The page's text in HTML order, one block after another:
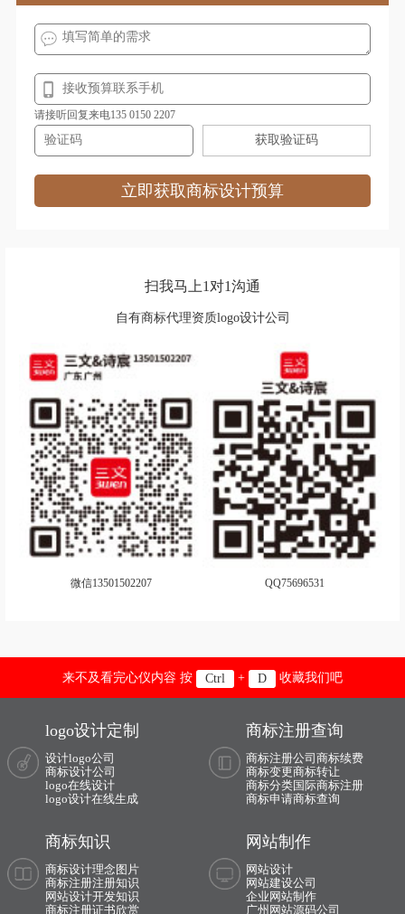
电信运营商logo设计
地产logo设计 电视台logo设计
耳机logo设计
非洲‌银行logo设计
广药集团logo设计
股份logo设计
国外大学logo设计 工程学院logo设计
国外城市logo设计 谷歌logo设计
公司logo设计 红色logo设计
黑巧克力logo设计 火腿logo设计
红茶logo设计 黑啤logo设计
航空公司logo设计 火锅店logo设计
鸡尾酒logo设计 进口酒logo设计
家纺logo设计 健身器材logo设计
轿车logo设计 家电logo设计
建筑logo设计 家庭音响logo设计
请接听回复来电135 0150 2207
获取验证码
立即获取商标设计预算
扫我马上1对1沟通
自有商标代理资质logo设计公司
微信13501502207 QQ75696531
来不及看完心仪内容 按 Ctrl + D 收藏我们吧
logo设计定制
设计logo公司
商标设计公司
logo在线设计
logo设计在线生成
商标注册查询
商标注册公司 商标续费
商标变更商标转让
商标分类国际商标注册
商标申请商标查询
商标知识
商标设计理念图片
商标注册注册知识
网站设计开发知识
商标注册证书欣赏
网站制作
网站设计
网站建设公司
企业网站制作
广州网站源码公司